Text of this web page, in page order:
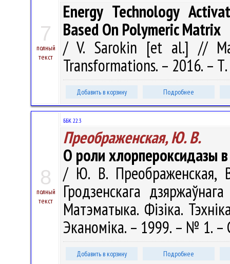
7
полный
текст
Energy Technology
Based On Polymeric Matrix
/ V. Sarokin [et al.] //
Transformations. – 2016. –
Добавить в корзину Подробнее
8
полный
текст
ББК 22.3
Преображенская, Ю. В.
О роли хлорпероксидазы
/ Ю. В. Преображенская,
Гродзенскага
Матэматыка. Фізіка.
Эканоміка. – 1999. – № 1. –
Добавить в корзину Подробнее